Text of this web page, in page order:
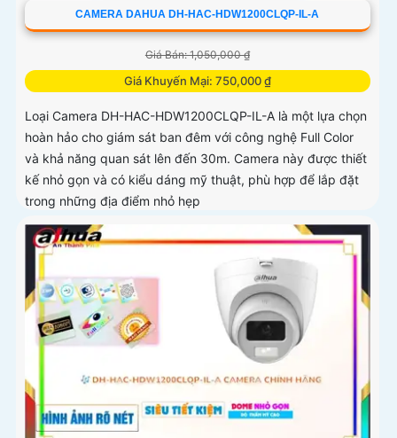
CAMERA DAHUA DH-HAC-HDW1200CLQP-IL-A
Giá Bán: 1,050,000 ₫
Giá Khuyến Mại: 750,000 ₫
Loại Camera DH-HAC-HDW1200CLQP-IL-A là một lựa chọn
hoàn hảo cho giám sát ban đêm với công nghệ Full Color
và khả năng quan sát lên đến 30m. Camera này được thiết
kế nhỏ gọn và có kiểu dáng mỹ thuật, phù hợp để lắp đặt
trong những địa điểm nhỏ hẹp